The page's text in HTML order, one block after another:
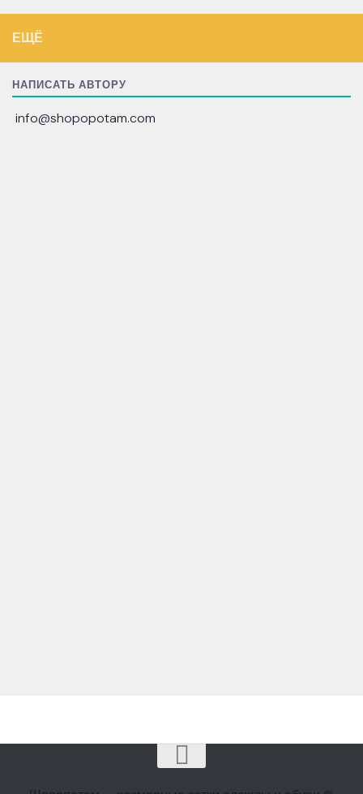
ЕЩЁ
НАПИСАТЬ АВТОРУ
info@shopopotam.com